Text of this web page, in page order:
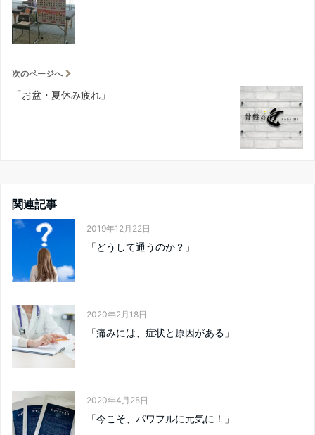
次のページへ
「お盆・夏休み疲れ」
関連記事
2019年12月22日
「どうして通うのか？」
2020年2月18日
「痛みには、症状と原因がある」
2020年4月25日
「今こそ、パワフルに元気に！」